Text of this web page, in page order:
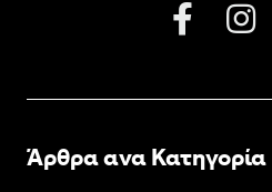
Άρθρα ανα Κατηγορία